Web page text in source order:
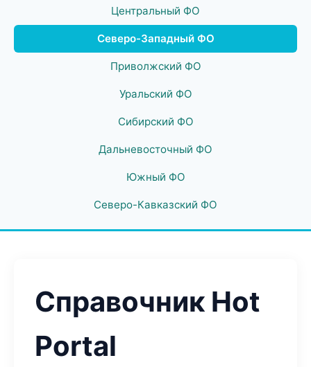
Центральный ФО
Северо-Западный ФО
Приволжский ФО
Уральский ФО
Сибирский ФО
Дальневосточный ФО
Южный ФО
Северо-Кавказский ФО
Справочник Hot
Portal